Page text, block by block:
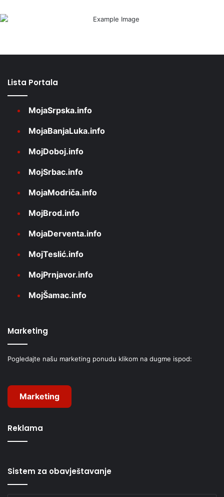
Lista Portala
MojaSrpska.info
MojaBanjaLuka.info
MojDoboj.info
MojSrbac.info
MojaModriča.info
MojBrod.info
MojaDerventa.info
MojTeslić.info
MojPrnjavor.info
MojŠamac.info
Marketing
Pogledajte našu marketing ponudu klikom na dugme ispod:
Marketing
Reklama
Sistem za obavještavanje